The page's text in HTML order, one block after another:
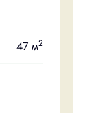
47 м2